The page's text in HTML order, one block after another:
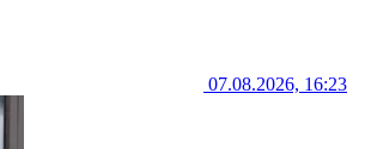
07.08.2026, 16:23